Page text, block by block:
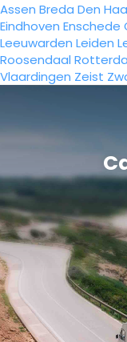
Assen Breda Den
Eindhoven Enschede
Leeuwarden Leiden
Roosendaal
Vlaardingen Zeist